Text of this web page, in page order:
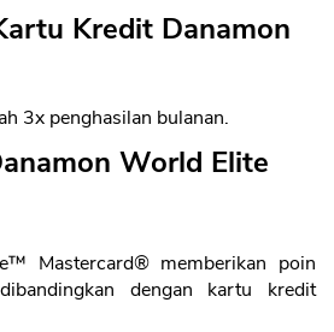
Kredit Danamon
3x penghasilan bulanan.
World Elite
Mastercard® memberikan poin
dengan kartu kredit